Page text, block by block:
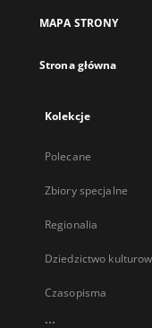
MAPA STRONY
Strona główna
Kolekcje
Polecane
Zbiory specjalne
Regionalia
Dziedzictwo
Czasopisma
...